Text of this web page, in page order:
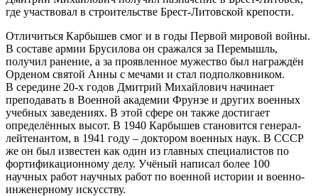
где участвовал в строительстве Брест-Литовской крепости.
Отличиться Карбышев смог и в годы Первой мировой войны.
В составе армии Брусилова он сражался за Перемышль,
получил ранение, а за проявленное мужество был награждён
Орденом святой Анны с мечами и стал подполковником.
В середине 20-х годов Дмитрий Михайлович начинает
преподавать в Военной академии Фрунзе и других военных
учебных заведениях. В этой сфере он также достигает
определённых высот. В 1940 Карбышев становится генерал-
лейтенантом, в 1941 году – доктором военных наук. В СССР
же он был известен как один из главных специалистов по
фортификационному делу. Учёный написал более 100
научных работ научных работ по военной истории и военно-
инженерному искусству.